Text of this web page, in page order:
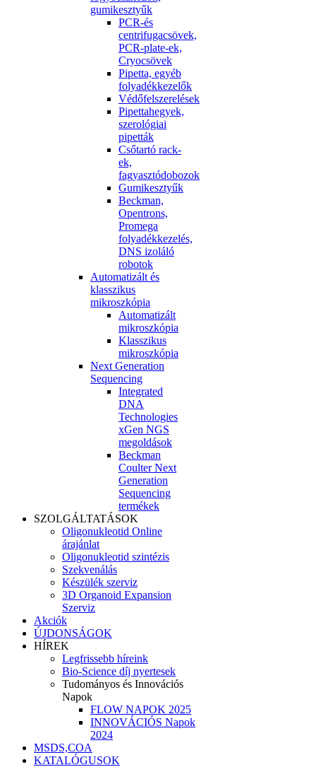
gumikesztyűk
PCR-és
centrifugacsövek,
PCR-plate-ek,
Cryocsövek
Pipetta, egyéb
folyadékkezelők
Védőfelszerelések
Pipettahegyek,
szerológiai
pipetták
Csőtartó rack-
ek,
fagyasztódobozok
Gumikesztyűk
Beckman,
Opentrons,
Promega
folyadékkezelés,
DNS izoláló
robotok
Automatizált és
klasszikus
mikroszkópia
Automatizált
mikroszkópia
Klasszikus
mikroszkópia
Next Generation
Sequencing
Integrated
DNA
Technologies
xGen NGS
megoldások
Beckman
Coulter Next
Generation
Sequencing
termékek
SZOLGÁLTATÁSOK
Oligonukleotid Online
árajánlat
Oligonukleotid szintézis
Szekvenálás
Készülék szerviz
3D Organoid Expansion
Szerviz
Akciók
ÚJDONSÁGOK
HÍREK
Legfrissebb híreink
Bio-Science díj nyertesek
Tudományos és Innovációs
Napok
FLOW NAPOK 2025
INNOVÁCIÓS Napok
2024
MSDS,COA
KATALÓGUSOK